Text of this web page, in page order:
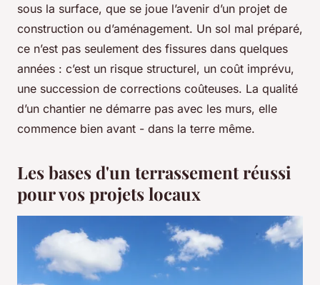
sous la surface, que se joue l’avenir d’un projet de
construction ou d’aménagement. Un sol mal préparé,
ce n’est pas seulement des fissures dans quelques
années : c’est un risque structurel, un coût imprévu,
une succession de corrections coûteuses. La qualité
d’un chantier ne démarre pas avec les murs, elle
commence bien avant - dans la terre même.
Les bases d'un terrassement réussi
pour vos projets locaux